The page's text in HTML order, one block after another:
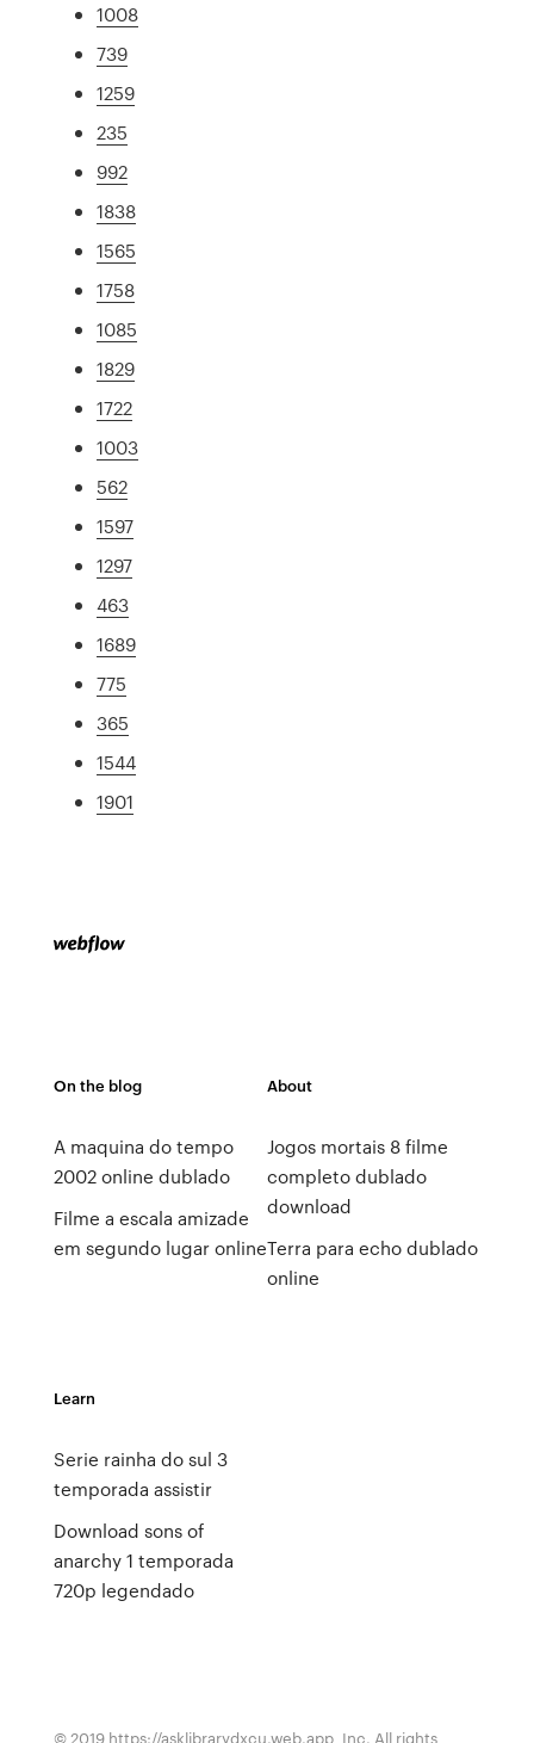
1008
739
1259
235
992
1838
1565
1758
1085
1829
1722
1003
562
1597
1297
463
1689
775
365
1544
1901
On the blog
A maquina do tempo
2002 online dublado
Filme a escala amizade
em segundo lugar online
About
Jogos mortais 8 filme
completo dublado
download
Terra para echo dublado
online
Learn
Serie rainha do sul 3
temporada assistir
Download sons of
anarchy 1 temporada
720p legendado
© 2019 https://asklibrarydxcu.web.app, Inc. All rights